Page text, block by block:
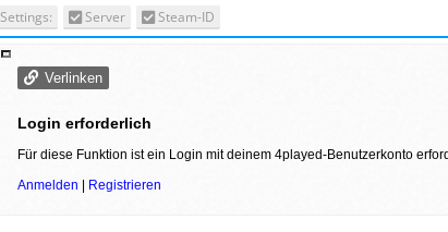
Settings: Server Steam-ID
Verlinken
Login erforderlich
Für diese Funktion ist ein Login mit deinem 4played-Benutzerkonto
Anmelden
Registrieren